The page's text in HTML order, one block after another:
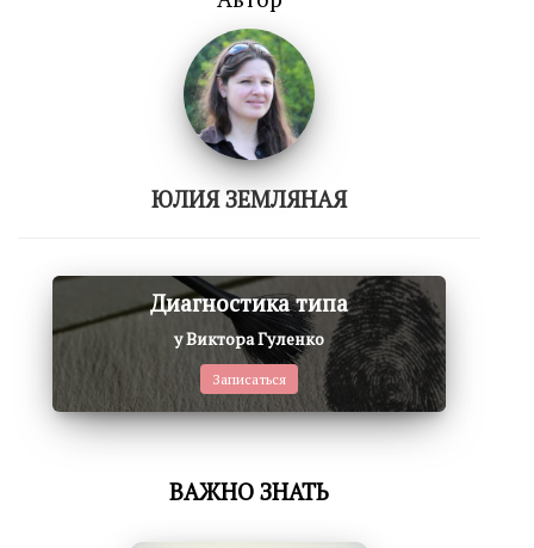
ЮЛИЯ ЗЕМЛЯНАЯ
Диагностика типа
у Виктора Гуленко
Записаться
ВАЖНО ЗНАТЬ